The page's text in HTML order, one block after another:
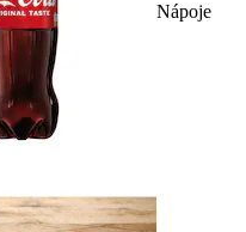
Nápoje